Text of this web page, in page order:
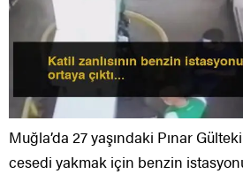
Muğla’da 27 yaşındaki Pınar
cesedi yakmak için benzin